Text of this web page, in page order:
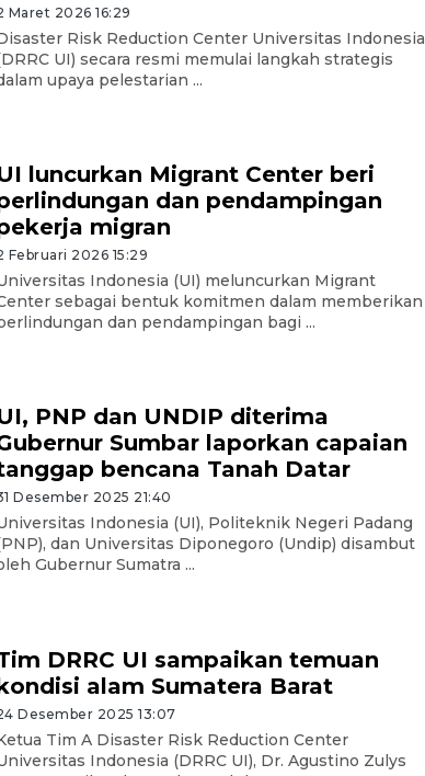
Maret 2026 16:29
Risk Reduction Center Universitas Indonesia
UI) secara resmi memulai langkah strategis
upaya pelestarian ...
luncurkan Migrant Center beri
dan pendampingan
migran
Februari 2026 15:29
Indonesia (UI) meluncurkan Migrant
sebagai bentuk komitmen dalam memberikan
dan pendampingan bagi ...
PNP dan UNDIP diterima
Sumbar laporkan capaian
bencana Tanah Datar
Desember 2025 21:40
Indonesia (UI), Politeknik Negeri Padang
dan Universitas Diponegoro (Undip) disambut
Gubernur Sumatra ...
DRRC UI sampaikan temuan
alam Sumatera Barat
Desember 2025 13:07
Tim A Disaster Risk Reduction Center
Indonesia (DRRC UI), Dr. Agustino Zulys